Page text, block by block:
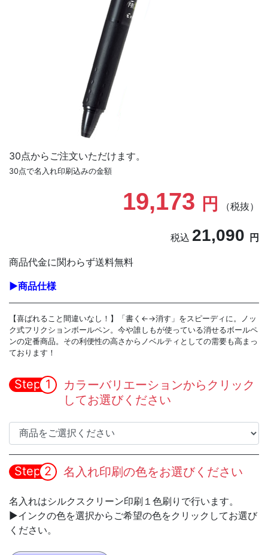
30点からご注文いただけます。
30点で名入れ印刷込みの金額
19,173 円 （税抜）
税込 21,090 円
商品代金に関わらず送料無料
▶商品仕様
【喜ばれること間違いなし！】「書く←→消す」をスピーディに。ノッ
ク式フリクションボールペン。今や誰しもが使っている消せるボールペ
ンの定番商品。その利便性の高さからノベルティとしての需要も高まっ
ております！
Step 1
カラーバリエーションからクリック
してお選びください
Step 2 名入れ印刷の色をお選びください
名入れはシルクスクリーン印刷１色刷りで行います。
▶インクの色を選択からご希望の色をクリックしてお選び
ください。